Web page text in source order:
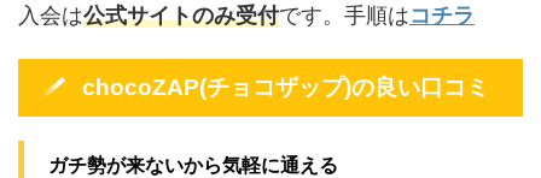
入会は公式サイトのみ受付です。手順はコチラ
chocoZAP(チョコザップ)の良い口コミ
ガチ勢が来ないから気軽に通える